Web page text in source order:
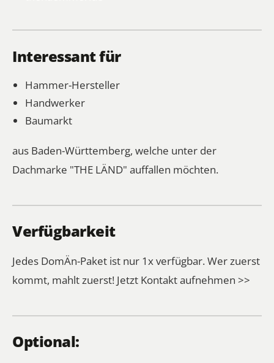
Interessant für
Hammer-Hersteller
Handwerker
Baumarkt
aus Baden-Württemberg, welche unter der
Dachmarke "THE LÄND" auffallen möchten.
Verfügbarkeit
Jedes DomÄn-Paket ist nur 1x verfügbar. Wer zuerst
kommt, mahlt zuerst! Jetzt Kontakt aufnehmen >>
Optional: